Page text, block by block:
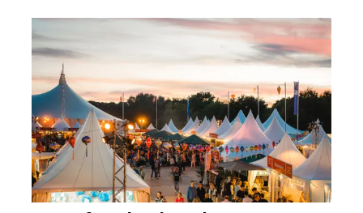
28.000 toeschouwers wonen de vier dagen van
het toernooi bij.